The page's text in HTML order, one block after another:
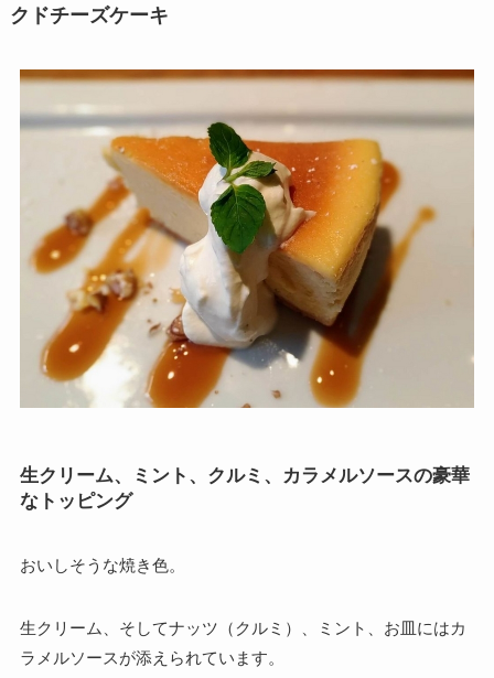
クドチーズケーキ
生クリーム、ミント、クルミ、カラメルソースの豪華
なトッピング
おいしそうな焼き色。
生クリーム、そしてナッツ（クルミ）、ミント、お皿にはカ
ラメルソースが添えられています。